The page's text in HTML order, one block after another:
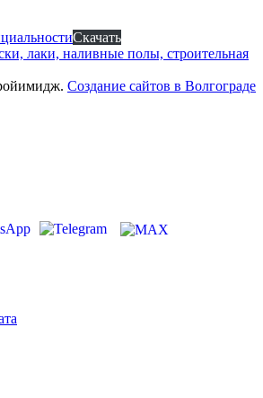
Скачать
Создание сайтов в Волгограде